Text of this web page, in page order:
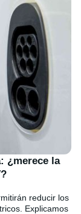
¿merece la
reducir los
Explicamos